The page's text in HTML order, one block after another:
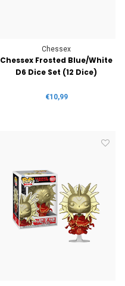
Chessex
Chessex Frosted Blue/White
D6 Dice Set (12 Dice)
€10,99